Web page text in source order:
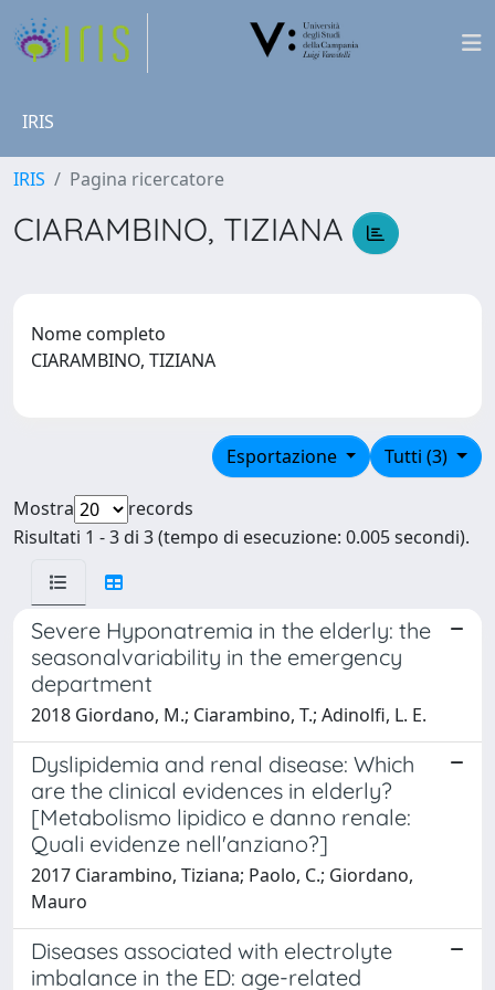
IRIS
IRIS Pagina ricercatore
CIARAMBINO, TIZIANA
Nome completo
CIARAMBINO, TIZIANA
Tutti (3)
Esportazione
Mostra
records
Risultati 1 - 3 di 3 (tempo di esecuzione: 0.005 secondi).
Severe Hyponatremia in the elderly: the
seasonalvariability in the emergency
department
2018 Giordano, M.; Ciarambino, T.; Adinolfi, L. E.
Dyslipidemia and renal disease: Which
are the clinical evidences in elderly?
[Metabolismo lipidico e danno renale:
Quali evidenze nell'anziano?]
2017 Ciarambino, Tiziana; Paolo, C.; Giordano,
Mauro
Diseases associated with electrolyte
imbalance in the ED: age-related